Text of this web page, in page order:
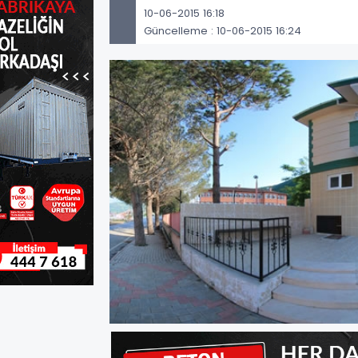
10-06-2015 16:18
Güncelleme : 10-06-2015 16:24